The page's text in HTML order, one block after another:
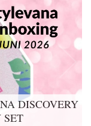
DISCOVERY
SETUNBOXING